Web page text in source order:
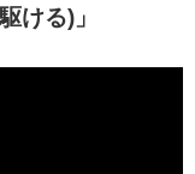
ける) 」